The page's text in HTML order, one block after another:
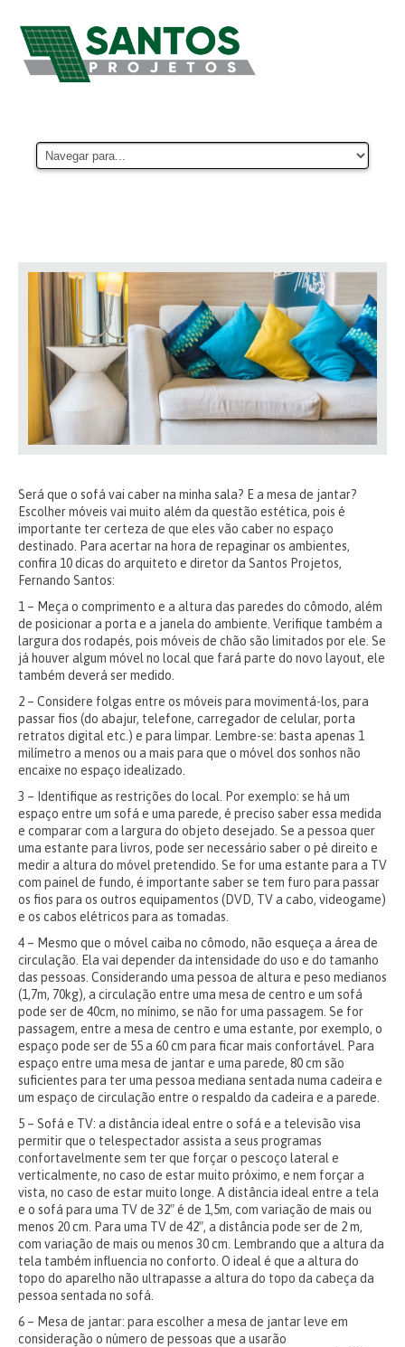
Será que o sofá vai caber na minha sala? E a mesa de jantar?
Escolher móveis vai muito além da questão estética, pois é
importante ter certeza de que eles vão caber no espaço
destinado. Para acertar na hora de repaginar os ambientes,
confira 10 dicas do arquiteto e diretor da Santos Projetos,
Fernando Santos:
1 – Meça o comprimento e a altura das paredes do cômodo, além
de posicionar a porta e a janela do ambiente. Verifique também a
largura dos rodapés, pois móveis de chão são limitados por ele. Se
já houver algum móvel no local que fará parte do novo layout, ele
também deverá ser medido.
2 – Considere folgas entre os móveis para movimentá-los, para
passar fios (do abajur, telefone, carregador de celular, porta
retratos digital etc.) e para limpar. Lembre-se: basta apenas 1
milímetro a menos ou a mais para que o móvel dos sonhos não
encaixe no espaço idealizado.
3 – Identifique as restrições do local. Por exemplo: se há um
espaço entre um sofá e uma parede, é preciso saber essa medida
e comparar com a largura do objeto desejado. Se a pessoa quer
uma estante para livros, pode ser necessário saber o pé direito e
medir a altura do móvel pretendido. Se for uma estante para a TV
com painel de fundo, é importante saber se tem furo para passar
os fios para os outros equipamentos (DVD, TV a cabo, videogame)
e os cabos elétricos para as tomadas.
4 – Mesmo que o móvel caiba no cômodo, não esqueça a área de
circulação. Ela vai depender da intensidade do uso e do tamanho
das pessoas. Considerando uma pessoa de altura e peso medianos
(1,7m, 70kg), a circulação entre uma mesa de centro e um sofá
pode ser de 40cm, no mínimo, se não for uma passagem. Se for
passagem, entre a mesa de centro e uma estante, por exemplo, o
espaço pode ser de 55 a 60 cm para ficar mais confortável. Para
espaço entre uma mesa de jantar e uma parede, 80 cm são
suficientes para ter uma pessoa mediana sentada numa cadeira e
um espaço de circulação entre o respaldo da cadeira e a parede.
5 – Sofá e TV: a distância ideal entre o sofá e a televisão visa
permitir que o telespectador assista a seus programas
confortavelmente sem ter que forçar o pescoço lateral e
verticalmente, no caso de estar muito próximo, e nem forçar a
vista, no caso de estar muito longe. A distância ideal entre a tela
e o sofá para uma TV de 32″ é de 1,5m, com variação de mais ou
menos 20 cm. Para uma TV de 42″, a distância pode ser de 2 m,
com variação de mais ou menos 30 cm. Lembrando que a altura da
tela também influencia no conforto. O ideal é que a altura do
topo do aparelho não ultrapasse a altura do topo da cabeça da
pessoa sentada no sofá.
6 – Mesa de jantar: para escolher a mesa de jantar leve em
consideração o número de pessoas que a usarão